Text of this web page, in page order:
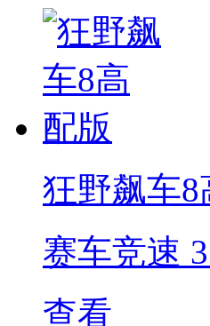
狂野飙车8
赛车竞速
查看